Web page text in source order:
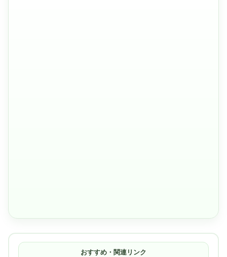
おすすめ・関連リンク